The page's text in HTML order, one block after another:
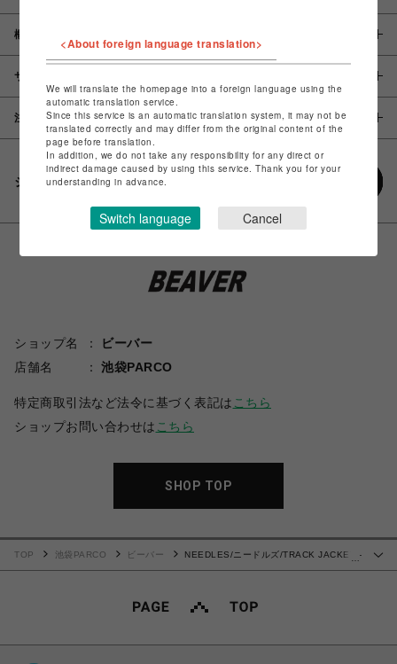
概要
サイズ
注意事項
シェアする
ショップ名
ビーバー
店舗名
池袋PARCO
特定商取引法など法令に基づく表記は こちら
ショップお問い合わせは こちら
SHOP TOP
TOP 池袋PARCO ビーバー
NEEDLES/ニードルズ/TRACK JACKET -
<About foreign language translation>
We will translate the homepage into a foreign language using the
automatic translation service.
Since this service is an automatic translation system, it may not be
translated correctly and may differ from the original content of the
page before translation.
In addition, we do not take any responsibility for any direct or
indirect damage caused by using this service. Thank you for your
understanding in advance.
Switch language Cancel